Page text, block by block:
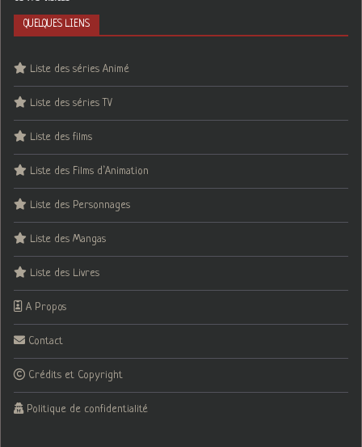
QUELQUES LIENS
Liste des séries Animé
Liste des séries TV
Liste des films
Liste des Films d’Animation
Liste des Personnages
Liste des Mangas
Liste des Livres
A Propos
Contact
Crédits et Copyright
Politique de confidentialité